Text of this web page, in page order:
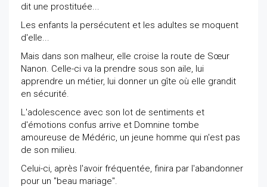
dit une prostituée...
Les enfants la persécutent et les adultes se moquent
d'elle...
Mais dans son malheur, elle croise la route de Sœur
Nanon. Celle-ci va la prendre sous son aile, lui
apprendre un métier, lui donner un gîte où elle grandit
en sécurité.
L'adolescence avec son lot de sentiments et
d'émotions confus arrive et Domnine tombe
amoureuse de Médéric, un jeune homme qui n'est pas
de son milieu.
Celui-ci, après l'avoir fréquentée, finira par l'abandonner
pour un "beau mariage".